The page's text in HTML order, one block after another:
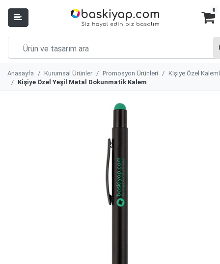
0
Anasayfa Kurumsal Ürünler Promosyon Ürünleri
Kişiye Özel
Kişiye Özel Yeşil Metal Dokunmatik Kalem